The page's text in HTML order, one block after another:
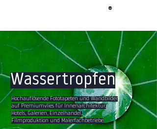
®
Wassertropfen
Hochauflösende Fototapeten und Wandbilder
auf Premiumvlies für Innenarchitektur,
Hotels, Galerien, Einzelhandel,
Filmproduktion und Malerfachbetriebe